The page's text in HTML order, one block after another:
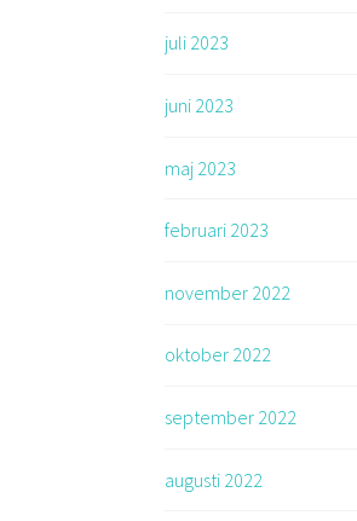
juli 2023
juni 2023
maj 2023
februari 2023
november 2022
oktober 2022
september 2022
augusti 2022